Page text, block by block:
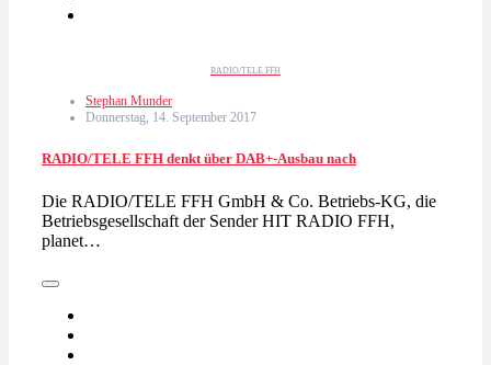
RADIO/TELE FFH
Stephan Munder
Donnerstag, 14. September 2017
RADIO/TELE FFH denkt über DAB+-Ausbau nach
Die RADIO/TELE FFH GmbH & Co. Betriebs-KG, die
Betriebsgesellschaft der Sender HIT RADIO FFH,
planet…